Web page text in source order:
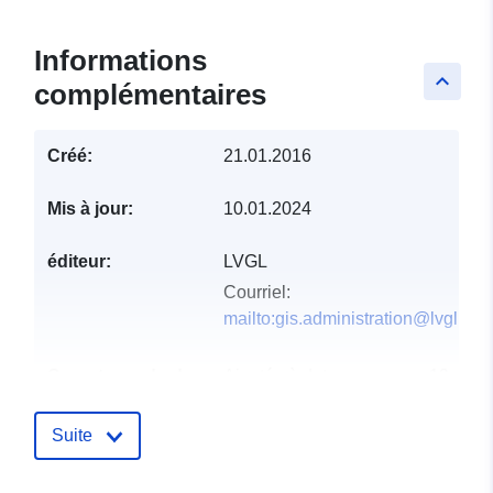
keyboard_arrow_up
Informations
complémentaires
Créé: 21.01.2016
Mis à jour: 10.01.2024
éditeur:
LVGL
Courriel:
Suite